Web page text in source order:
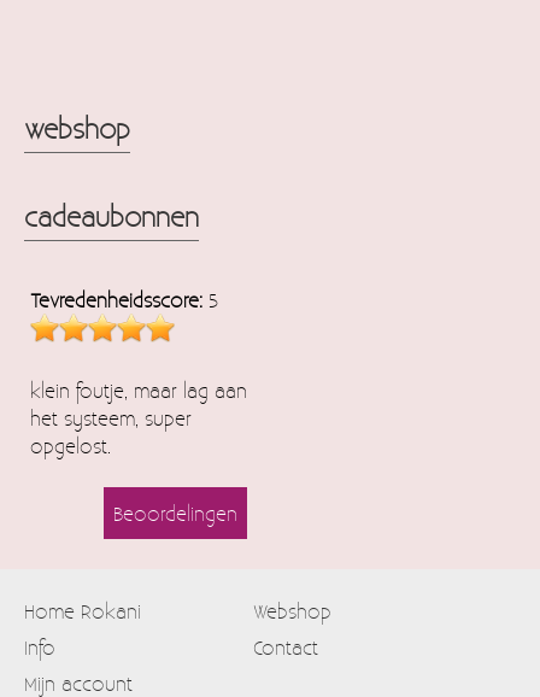
webshop
cadeaubonnen
Tevredenheidsscore: 5
klein foutje, maar lag aan
het systeem, super
opgelost.
Beoordelingen
Home Rokani
Webshop
Info
Contact
Mijn account